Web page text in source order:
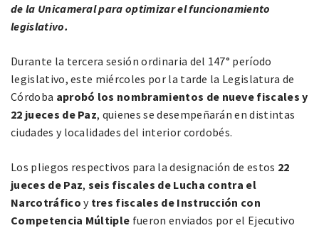
de la Unicameral para optimizar el funcionamiento
legislativo.
Durante la tercera sesión ordinaria del 147° período
legislativo, este miércoles por la tarde la Legislatura de
Córdoba aprobó los nombramientos de nueve fiscales y
22 jueces de Paz, quienes se desempeñarán en distintas
ciudades y localidades del interior cordobés.
Los pliegos respectivos para la designación de estos 22
jueces de Paz, seis fiscales de Lucha contra el
Narcotráfico y tres fiscales de Instrucción con
Competencia Múltiple fueron enviados por el Ejecutivo